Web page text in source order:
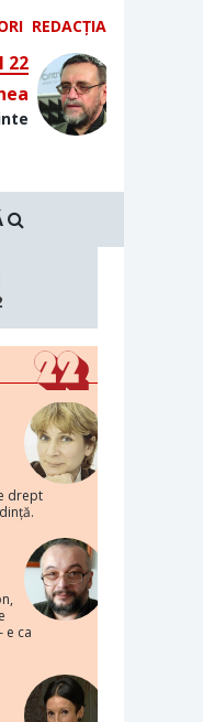
REDACȚIA
22
drept
e ca